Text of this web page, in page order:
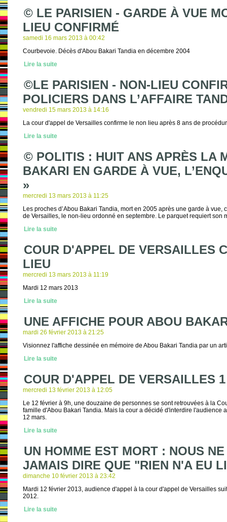
© LE PARISIEN - GARDE À VUE
LIEU CONFIRMÉ
samedi 16 mars 2013 à 00:42
Courbevoie. Décès d'Abou Bakari Tandia en décembre 2004
Lire la suite
©LE PARISIEN - NON-LIEU
POLICIERS DANS L’AFFAIRE
vendredi 15 mars 2013 à 14:16
La cour d'appel de Versailles confirme le non lieu après 8 ans de
Lire la suite
© POLITIS : HUIT ANS APRÈS LA
BAKARI EN GARDE À VUE,
»
mercredi 13 mars 2013 à 11:25
Les proches d’Abou Bakari Tandia, mort en 2005 après une garde à vue,
de Versailles, le non-lieu ordonné en septembre. Le parquet requiert son
Lire la suite
COUR D'APPEL DE VERSAILLES
LIEU
mercredi 13 mars 2013 à 11:19
Mardi 12 mars 2013
Lire la suite
UNE AFFICHE POUR ABOU
mardi 26 février 2013 à 21:25
Visionnez l'affiche dessinée en mémoire de Abou Bakari Tandia par un
Lire la suite
COUR D'APPEL DE VERSAILLES 1
mercredi 13 février 2013 à 12:05
Le 12 février à 9h, une douzaine de personnes se sont retrouvées à la
famille d'Abou Bakari Tandia. Mais la cour a décidé d'interdire l'audience
12 mars.
Lire la suite
UN HOMME EST MORT : NOUS
JAMAIS DIRE QUE "RIEN N'A EU
dimanche 10 février 2013 à 23:42
Mardi 12 février 2013, audience d'appel à la cour d'appel de Versailles
2012.
Lire la suite